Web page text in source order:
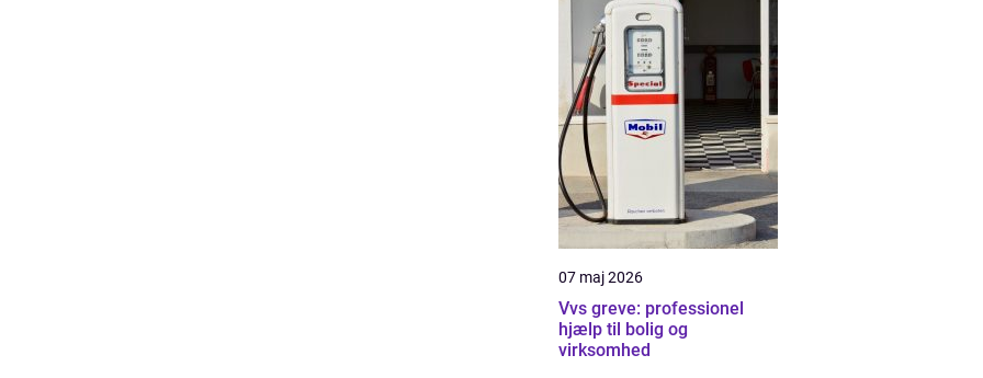
07 maj 2026
Vvs greve: professionel
hjælp til bolig og
virksomhed